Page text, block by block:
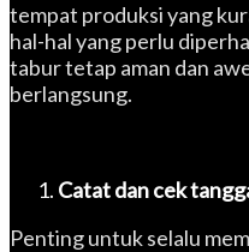
tempat produksi yang
hal-hal yang perlu
tabur tetap aman dan
berlangsung.
Catat dan cek
Penting untuk selalu